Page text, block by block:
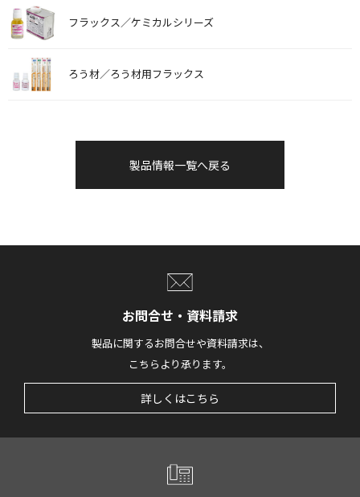
フラックス／ケミカルシリーズ
ろう材／ろう材用フラックス
製品情報一覧へ戻る
お問合せ・資料請求
製品に関するお問合せや資料請求は、
こちらより承ります。
詳しくはこちら